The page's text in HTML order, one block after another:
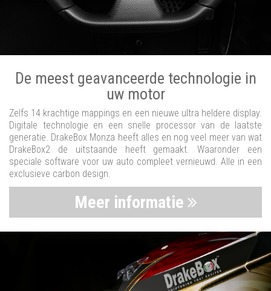
De meest geavanceerde technologie in
uw motor
Zelfs 14 krachtige mappings en een nieuwe ultra heldere display.
Digitale technologie en een snelle processor van de laatste
generatie. DrakeBox Monza heeft alles en nog veel meer van wat
DrakeBox2 de uitstaande heeft gemaakt. Waaronder een
speciale software voor uw auto compleet vernieuwd. Alle in een
exclusieve carbon design.
Meer informatie